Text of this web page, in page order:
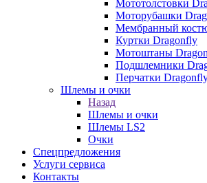
Мототолстовки
Моторубашки
Мембранный
Куртки Dragonfly
Мотоштаны
Подшлемники
Перчатки
Шлемы и очки
Назад
Шлемы и очки
Шлемы LS2
Очки
Спецпредложения
Услуги сервиса
Контакты